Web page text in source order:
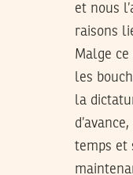
et nous
raisons
Malge
les
la
temps et